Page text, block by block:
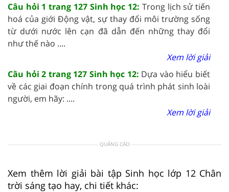
Câu hỏi 1 trang 127 Sinh học 12: Trong lịch sử tiến
hoá của giới Động vật, sự thay đổi môi trường sống
từ dưới nước lên cạn đã dẫn đến những thay đổi
như thế nào ....
Xem lời giải
Câu hỏi 2 trang 127 Sinh học 12: Dựa vào hiểu biết
về các giai đoạn chính trong quá trình phát sinh loài
người, em hãy: ....
Xem lời giải
QUẢNG CÁO
Xem thêm lời giải bài tập Sinh học lớp 12 Chân
trời sáng tạo hay, chi tiết khác: